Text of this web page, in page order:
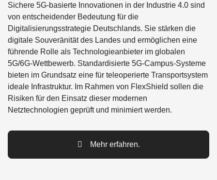
Sichere 5G-basierte Innovationen in der Industrie 4.0 sind
von entscheidender Bedeutung für die
Digitalisierungsstrategie Deutschlands. Sie stärken die
digitale Souveränität des Landes und ermöglichen eine
führende Rolle als Technologieanbieter im globalen
5G/6G-Wettbewerb. Standardisierte 5G-Campus-Systeme
bieten im Grundsatz eine für teleoperierte Transportsystem
ideale Infrastruktur. Im Rahmen von FlexShield sollen die
Risiken für den Einsatz dieser modernen
Netztechnologien geprüft und minimiert werden.
Mehr erfahren.